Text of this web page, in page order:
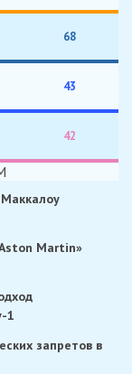
68
43
42
Martin»
1
запретов в